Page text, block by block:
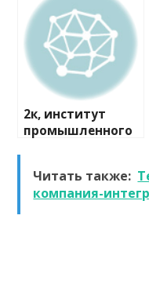
2к, институт
промышленного
Читать также:
компания-